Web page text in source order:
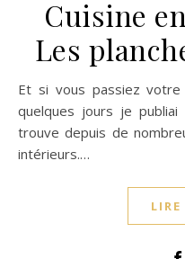
Cuisine
Les
Et si vous passiez votre cuisine en mode OSB ? Il y a
quelques jours je
trouve depuis de
intérieurs.…